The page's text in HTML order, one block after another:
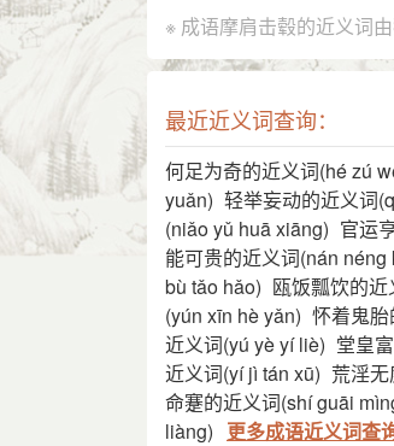
※ 成语摩肩击毂的近义词由
最近近义词查询：
何足为奇的近义词(hé zú
yuǎn) 轻举妄动的近义词
(niǎo yǔ huā xiāng) 官运
能可贵的近义词(nán néng
bù tǎo hǎo) 瓯饭瓢饮的
(yún xīn hè yǎn) 怀着鬼
近义词(yú yè yí liè) 堂皇
近义词(yí jì tán xū) 荒淫
命蹇的近义词(shí guāi
liàng) 更多成语近义词查